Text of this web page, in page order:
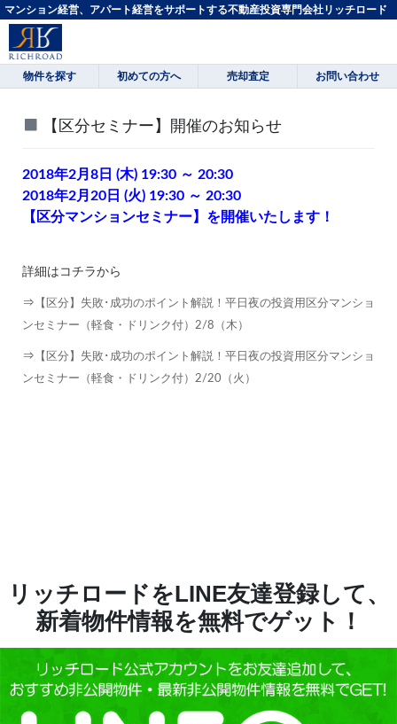
マンション経営、アパート経営をサポートする不動産投資専門会社リッチロード
物件を探す 初めての方へ 売却査定 お問い合わせ
【区分セミナー】開催のお知らせ
2018年2月8日 (木) 19:30 ～ 20:30
2018年2月20日 (火) 19:30 ～ 20:30
【区分マンションセミナー】を開催いたします！
詳細はコチラから
⇒ 【区分】失敗･成功のポイント解説！平日夜の投資用区分マンショ
ンセミナー（軽食・ドリンク付）2/8（木）
⇒ 【区分】失敗･成功のポイント解説！平日夜の投資用区分マンショ
ンセミナー（軽食・ドリンク付）2/20（火）
リッチロードをLINE友達登録して、
新着物件情報を無料でゲット！